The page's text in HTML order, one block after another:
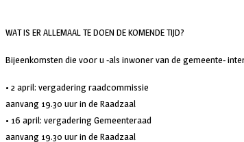
WAT IS ER ALLEMAAL TE DOEN DE KOMENDE TIJD?
Bijeenkomsten die voor u -als inwoner van de gemeente-
• 2 april: vergadering raadcommissie
aanvang 19.30 uur in de Raadzaal
• 16 april: vergadering Gemeenteraad
aanvang 19.30 uur in de Raadzaal